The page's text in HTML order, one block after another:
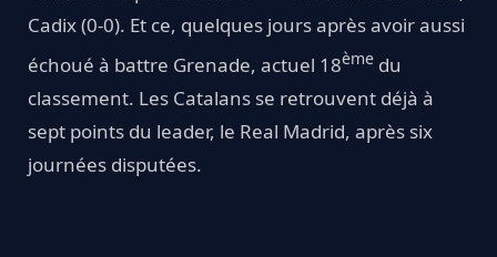
Cadix (0-0). Et ce, quelques jours après avoir aussi
échoué à battre Grenade, actuel 18ème du
classement. Les Catalans se retrouvent déjà à
sept points du leader, le Real Madrid, après six
journées disputées.